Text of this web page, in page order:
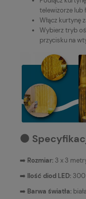
telewizorze lub
Włącz kurtynę
Wybierz tryb
przycisku na
⚫️
➡️ Rozmiar: 3 x 3
➡️ Ilość diod LED: 300
➡️ Barwa światła: